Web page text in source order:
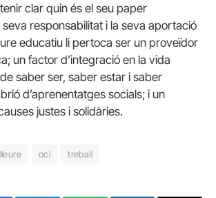
clar quin és el seu paper
seva responsabilitat i la seva aportació
educatiu li pertoca ser un proveïdor
un factor d’integració en la vida
saber ser, saber estar i saber
d’aprenentatges socials; i un
justes i solidàries.
lleure oci treball